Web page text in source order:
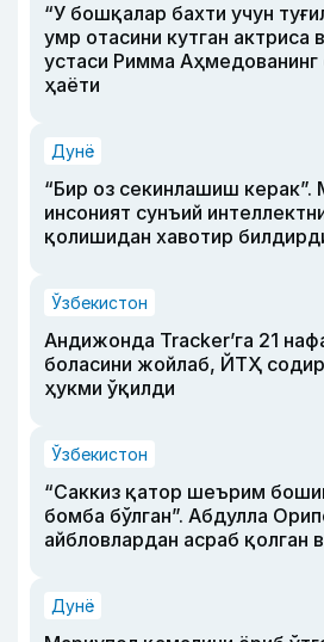
“У бошқалар бахти учун
умр отасини кутган актриса
устаси Римма Аҳмедованинг
ҳаёти
Дунё
“Бир оз секинлашиш керак”.
инсоният сунъий
қолишидан хавотир
Ўзбекистон
Андижонда Tracker’га 21
боласини жойлаб, ЙТҲ содир
ҳукми ўқилди
Ўзбекистон
“Саккиз қатор шеърим
бомба бўлган”. Абдулла
айбловлардан асраб қолган
Дунё